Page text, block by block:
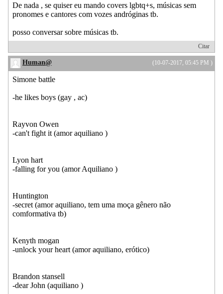
De nada , se quiser eu mando covers lgbtq+s, músicas sem
pronomes e cantores com vozes andróginas tb.
posso conversar sobre músicas tb.
Citar
(10-07-2017, 05:45 PM )
Human@
Simone battle
-he likes boys (gay , ac)
Rayvon Owen
-can't fight it (amor aquiliano )
Lyon hart
-falling for you (amor Aquiliano )
Huntington
-secret (amor aquiliano, tem uma moça gênero não
comformativa tb)
Kenyth mogan
-unlock your heart (amor aquiliano, erótico)
Brandon stansell
-dear John (aquiliano )